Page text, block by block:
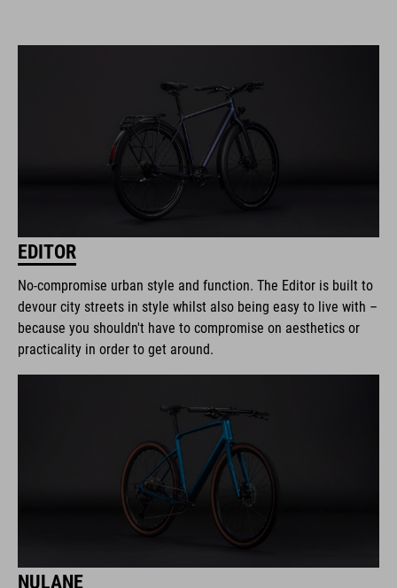
EDITOR
No-compromise urban style and function. The Editor is built to
devour city streets in style whilst also being easy to live with –
because you shouldn't have to compromise on aesthetics or
practicality in order to get around.
NULANE